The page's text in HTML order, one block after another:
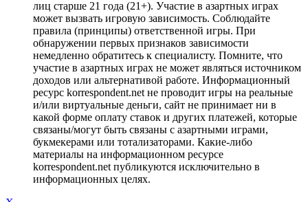
лиц старше 21 года (21+). Участие в азартных играх
может вызвать игровую зависимость. Соблюдайте
правила (принципы) ответственной игры. При
обнаружении первых признаков зависимости
немедленно обратитесь к специалисту. Помните, что
участие в азартных играх не может являться источником
доходов или альтернативой работе. Информационный
ресурс korrespondent.net не проводит игры на реальные
и/или виртуальные деньги, сайт не принимает ни в
какой форме оплату ставок и других платежей, которые
связаны/могут быть связаны с азартными играми,
букмекерами или тотализаторами. Какие-либо
материалы на информационном ресурсе
korrespondent.net публикуются исключительно в
информационных целях.